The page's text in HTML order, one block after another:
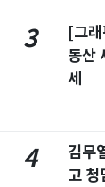
3
[그
동산
세
4
김무
고 청